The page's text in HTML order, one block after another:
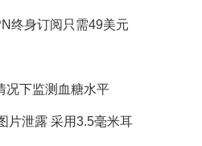
终身订阅只需49美元
况下监测血糖水平
片泄露 采用3.5毫米耳